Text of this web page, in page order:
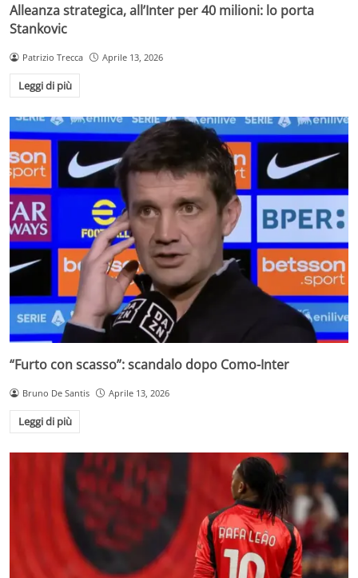
Alleanza strategica, all’Inter per 40 milioni: lo porta
Stankovic
Patrizio Trecca Aprile 13, 2026
Leggi di più
“Furto con scasso”: scandalo dopo Como-Inter
Bruno De Santis Aprile 13, 2026
Leggi di più